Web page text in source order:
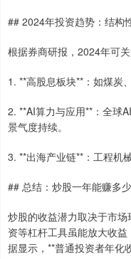
## 2024年投资趋势：结构
根据券商研报，2024年可关
1. **高股息板块**：如煤炭
2. **AI算力与应用**：全球
景气度持续。
3. **出海产业链**：工程机
## 总结：炒股一年能赚多
炒股的收益潜力取决于市
资等杠杆工具虽能放大收
据显示，**普通投资者年化